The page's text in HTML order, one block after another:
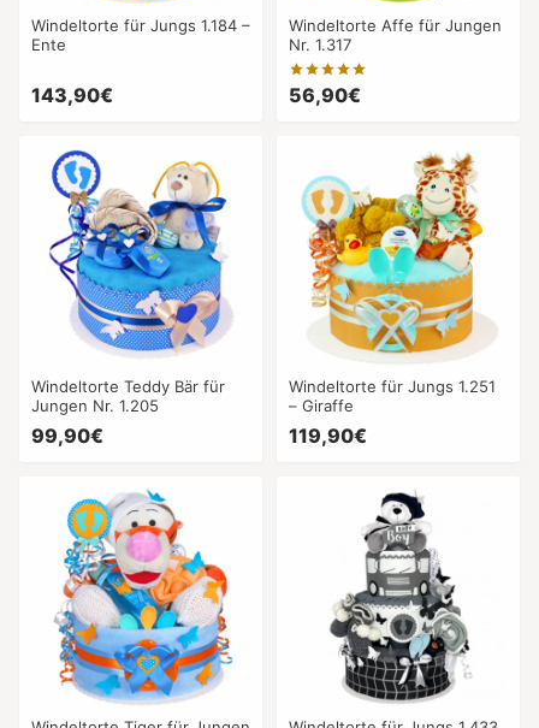
Windeltorte für Jungs 1.184 –
Ente
143,90€
Windeltorte Affe für Jungen
Nr. 1.317
56,90€
Windeltorte Teddy Bär für
Jungen Nr. 1.205
99,90€
Windeltorte für Jungs 1.251
– Giraffe
119,90€